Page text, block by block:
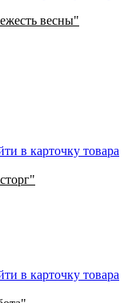
весны"
в карточку товара
в карточку товара